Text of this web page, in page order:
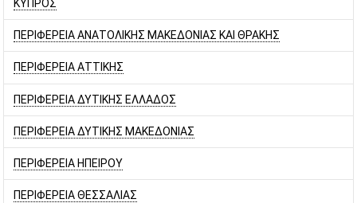
ΚΥΠΡΟΣ
ΠΕΡΙΦΕΡΕΙΑ ΑΝΑΤΟΛΙΚΗΣ ΜΑΚΕΔΟΝΙΑΣ ΚΑΙ ΘΡΑΚΗΣ
ΠΕΡΙΦΕΡΕΙΑ ΑΤΤΙΚΗΣ
ΠΕΡΙΦΕΡΕΙΑ ΔΥΤΙΚΗΣ ΕΛΛΑΔΟΣ
ΠΕΡΙΦΕΡΕΙΑ ΔΥΤΙΚΗΣ ΜΑΚΕΔΟΝΙΑΣ
ΠΕΡΙΦΕΡΕΙΑ ΗΠΕΙΡΟΥ
ΠΕΡΙΦΕΡΕΙΑ ΘΕΣΣΑΛΙΑΣ